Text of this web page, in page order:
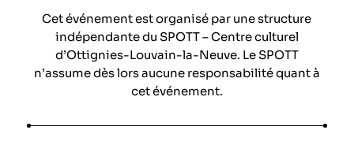
Cet événement est organisé par une structure
indépendante du SPOTT – Centre culturel
d’Ottignies-Louvain-la-Neuve. Le SPOTT
n’assume dès lors aucune responsabilité quant à
cet événement.